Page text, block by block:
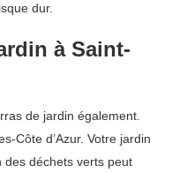
dur.
à Saint-
de jardin également.
Côte d’Azur. Votre jardin
des déchets verts peut